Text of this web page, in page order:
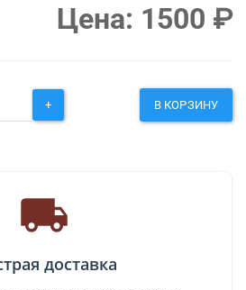
Цена: 1500 ₽
+ В КОРЗИНУ
доставка